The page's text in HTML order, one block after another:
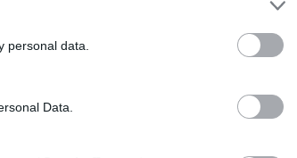
personal data.
Data.
lány, aki elveszítené a
de Zsuzsót
megnyugodott, és nem
a Pink Cats-ben hagyta